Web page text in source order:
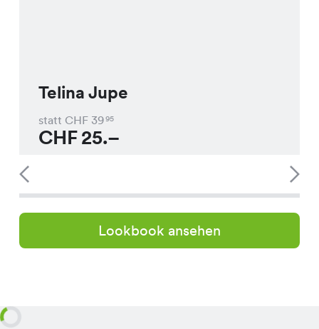
Telina Jupe
statt CHF 3995
CHF25.–
Lookbook ansehen